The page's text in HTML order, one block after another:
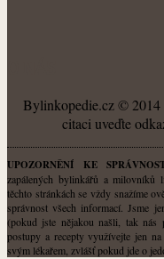
Bylinkopedie.cz © 2014
citaci uveďte
UPOZORNĚNÍ KE
zapálených bylinkářů a milovníků
těchto stránkách se vždy snažíme
správnost všech informací. Jsme
(pokud jste nějakou našli, tak
postupy a recepty využívejte jen
svým lékařem, zvlášť pokud jde o